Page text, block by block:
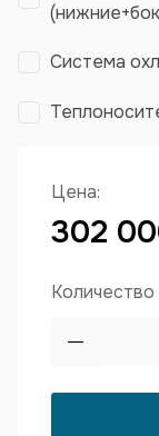
Система
Цена:
302
Количество